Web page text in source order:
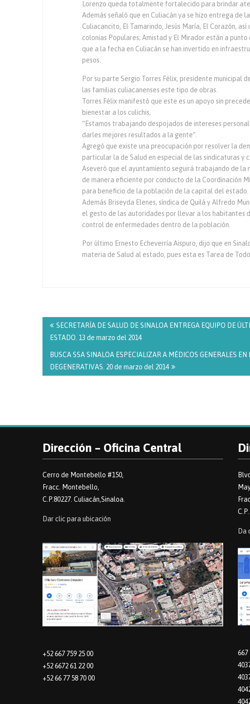
Lorenzo queda totalmente fortalecido para brindar
Además señaló que en Culiacán ya se hizo entrega de
Culiacancito, El Tamarindo, Jesús María, El Corazón,
colonias Populares; Amistad y El Mirador están a
que a la fecha en Culiacán se han invertido en
pesos.
Por su parte Sergio Torres Félix, presidente municipal
las familias culiacanenses este tipo de obras.
Torres Félix manifestó que este es un apoyo sin
bienestar a los culichis,
“Estamos trabajando despojados de intereses
darles mejores resultados a la gente”.
Agregó que existe una preocupación por resolver la
particular la de Salud en especial de las sindicaturas y
Aseveró que el ayuntamiento seguirá trabajando de la
de manera eficiente por conducto de la Coordinación
para beneficio de la población de la capital del estado.
Además Briseyda Elenes, síndica de Quilá y Alfredo
el gesto de las autoridades por llevar a los habitantes
control de enfermedades dentro de la población.
Por último Ernesto Echeverría Aispuro, dijo que en
materia de Salud al estado, pues esta es Tarea de
de
entradas
SECRETARÍA DE SALUD DE SINALOA ENTREGA EQUIPO DE
ESTADO. 13 de marzo del 2014
BUSCA SSA SINALOA ESPECIALIZAR A MÉDICOS GENERALES
DEGENERATIVAS. 20 de marzo del 2014
Dirección – Oficina Central
Cerro de Montebello #150,
Fracc. Montebello,
C.P.80227. Culiacán,Sinaloa.
Dar clic para ubicación
+52 667 759 25 00
+52 6672 61 22 00
+52 66 77 58 70 00
Da